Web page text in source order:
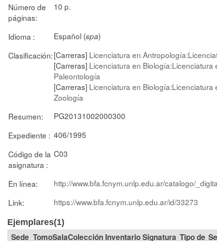
Número de
páginas:
10 p.
Idioma : Español (spa)
Clasificación:[Carreras] Licenciatura en
[Carreras] Licenciatura en Biología:Licenciatura
Paleontología
[Carreras] Licenciatura en Biología:Licenciatura
Zoología
Resumen:
PG20131002000300
Expediente : 406/1995
Código de la
asignatura :
C03
En línea:
http://www.bfa.fcnym.unlp.edu.ar/catalogo/
Link:
https://www.bfa.fcnym.unlp.edu.ar/id/33273
Ejemplares(1)
TomoSalaColección Signatura Tipo de